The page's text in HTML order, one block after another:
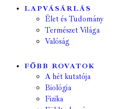
LAPVÁSÁRLÁS
Élet és Tudomány
Természet Világa
Valóság
FŐBB ROVATOK
A hét kutatója
Biológia
Fizika